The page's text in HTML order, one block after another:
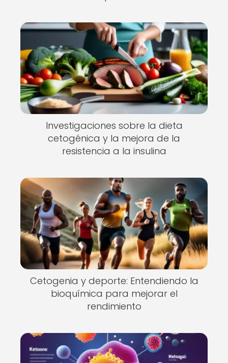
Investigaciones sobre la dieta
cetogénica y la mejora de la
resistencia a la insulina
Cetogenia y deporte: Entendiendo la
bioquímica para mejorar el
rendimiento